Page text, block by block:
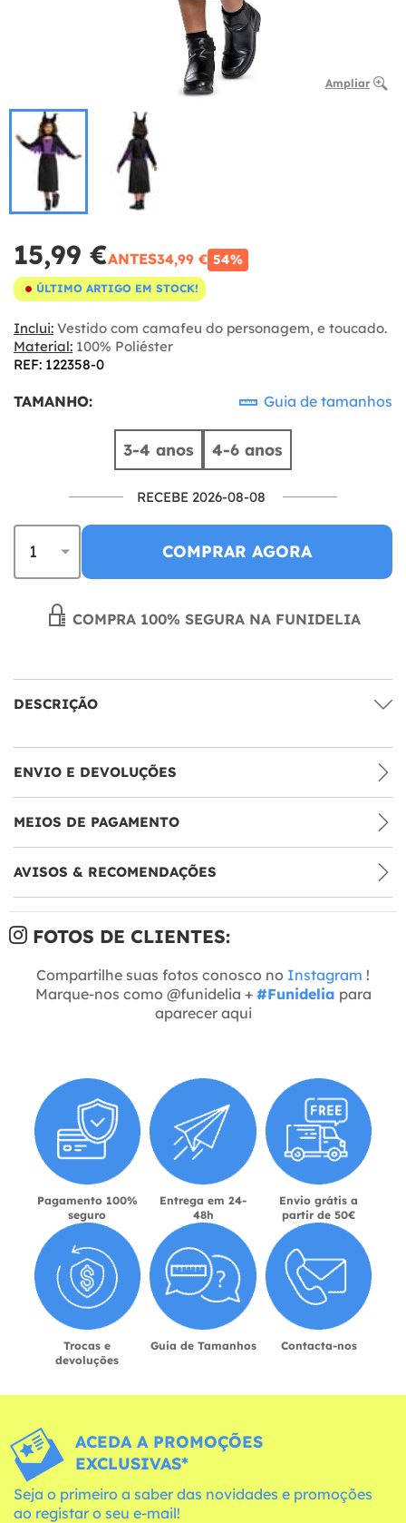
Ampliar
15,99 €ANTES34,99 € 54%
ÚLTIMO ARTIGO EM STOCK!
Inclui: Vestido com camafeu do personagem, e toucado.
Material: 100% Poliéster
REF: 122358-0
TAMANHO: Guia de tamanhos
3-4 anos 4-6 anos
RECEBE 2026-08-08
COMPRAR AGORA
COMPRA 100% SEGURA NA FUNIDELIA
DESCRIÇÃO
ENVIO E DEVOLUÇÕES
MEIOS DE PAGAMENTO
AVISOS & RECOMENDAÇÕES
FOTOS DE CLIENTES:
Compartilhe suas fotos conosco no Instagram !
Marque-nos como @funidelia + #Funidelia para
aparecer aqui
Pagamento 100%
seguro
Entrega em 24-
48h
Envio grátis a
partir de 50€
Trocas e
devoluções
Guia de Tamanhos Contacta-nos
ACEDA A PROMOÇÕES
EXCLUSIVAS*
Seja o primeiro a saber das novidades e promoções
ao registar o seu e-mail!